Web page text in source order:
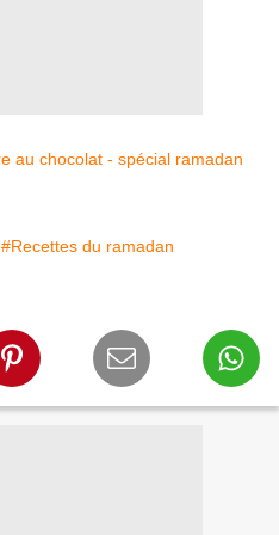
#Recettes du ramadan